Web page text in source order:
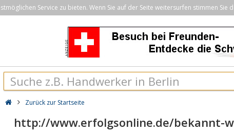
Service zu bieten. Wenn Sie auf der Seite weitersurfen stimmen Sie
Zurück zur Startseite
http://www.erfolgsonline.de/bekannt-